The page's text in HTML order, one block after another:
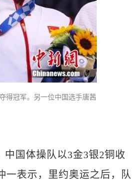
得冠军。另一位中国选手唐茜
国体操队以3金3银2铜收
一表示，里约奥运之后，队